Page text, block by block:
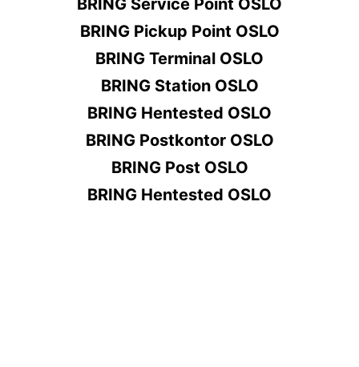
BRING Pickup Point OSLO
BRING Terminal OSLO
BRING Station OSLO
BRING Hentested OSLO
BRING Postkontor OSLO
BRING Post OSLO
BRING Hentested OSLO